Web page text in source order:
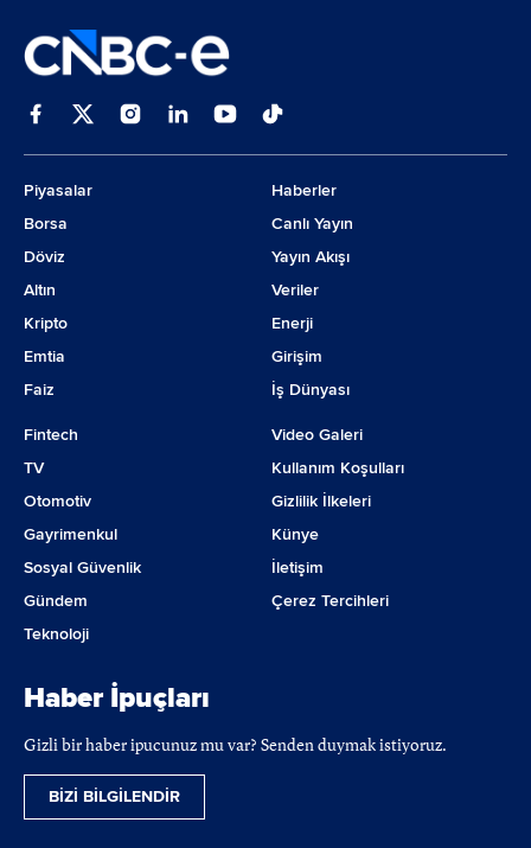
Piyasalar
Borsa
Döviz
Altın
Kripto
Emtia
Faiz
Haberler
Canlı Yayın
Yayın Akışı
Veriler
Enerji
Girişim
İş Dünyası
Fintech
TV
Otomotiv
Gayrimenkul
Sosyal Güvenlik
Gündem
Teknoloji
Video Galeri
Kullanım Koşulları
Gizlilik İlkeleri
Künye
İletişim
Çerez Tercihleri
Haber İpuçları
Gizli bir haber ipucunuz mu var? Senden duymak istiyoruz.
BİZİ BİLGİLENDİR